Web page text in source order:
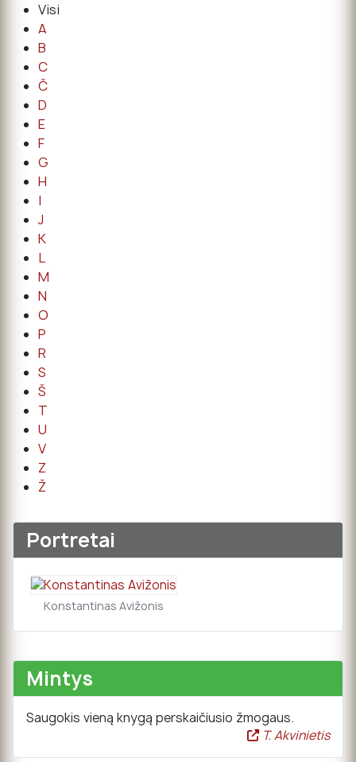
Visi
A
B
C
Č
D
E
F
G
H
I
J
K
L
M
N
O
P
R
S
Š
T
U
V
Z
Ž
Portretai
Konstantinas Avižonis
Mintys
Saugokis vieną knygą perskaičiusio žmogaus.
T. Akvinietis